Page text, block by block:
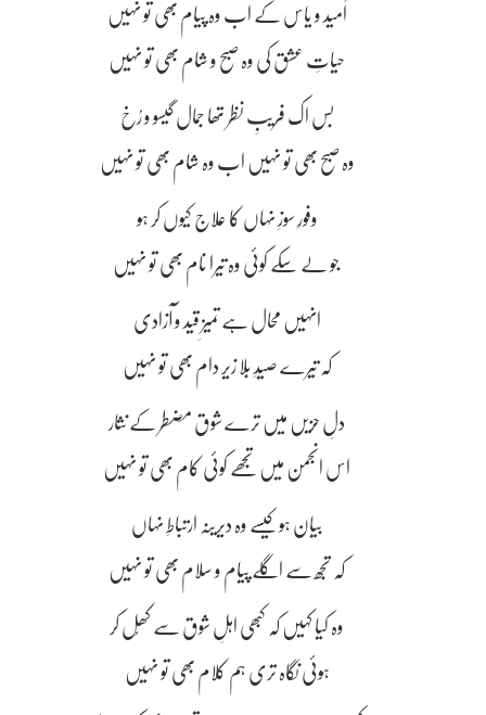
اُمید و یاس کے اب وہ پیام بھی تو نہیں
حیاتِ عشق کی وہ صبح و شام بھی تو نہیں
بس اک فریبِ نظر تھا جمال گیسو و رُخ
وہ صبح بھی تو نہیں اب وہ شام بھی تو نہیں
وفورِ سوزِ نہاں کا علاج کیوں کر ہو
جو لے سکے کوئی وہ تیرا نام بھی تو نہیں
انہیں محال ہے تمیزِ قید و آزادی
کہ تیرے صیدِ بلا زیر دام بھی تو نہیں
دلِ حزیں میں ترے شوق مضطر کے نثار
اس انجمن میں تجھے کوئی کام بھی تو نہیں
بیان ہو کیسے وہ دیرینہ ارتباطِ نہاں
کہ تجھ سے اگلے پیام و سلام بھی تو نہیں
وہ کیا کہیں کہ کبھی اہلِ شوق سے کھُل کر
ہوئی نگاہ تری ہم کلام بھی تو نہیں